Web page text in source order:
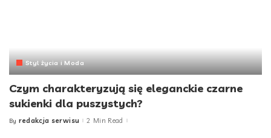
Styl życia i Moda
Czym charakteryzują się eleganckie czarne
sukienki dla puszystych?
Posted
By redakcja serwisu 2 Min Read